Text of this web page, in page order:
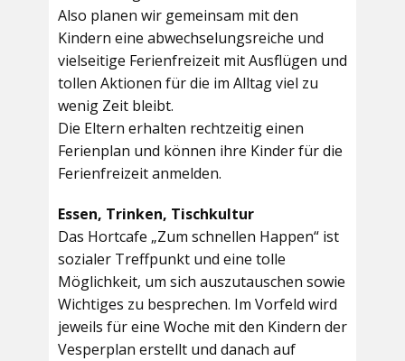
Also planen wir gemeinsam mit den
Kindern eine abwechselungsreiche und
vielseitige Ferienfreizeit mit Ausflügen und
tollen Aktionen für die im Alltag viel zu
wenig Zeit bleibt.
Die Eltern erhalten rechtzeitig einen
Ferienplan und können ihre Kinder für die
Ferienfreizeit anmelden.
Essen, Trinken, Tischkultur
Das Hortcafe „Zum schnellen Happen“ ist
sozialer Treffpunkt und eine tolle
Möglichkeit, um sich auszutauschen sowie
Wichtiges zu besprechen. Im Vorfeld wird
jeweils für eine Woche mit den Kindern der
Vesperplan erstellt und danach auf